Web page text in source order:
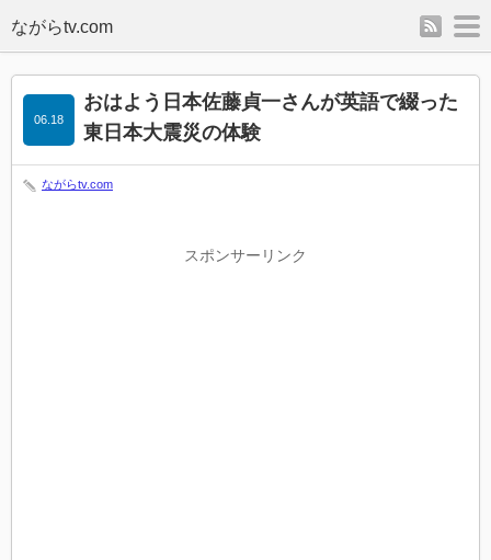
rss
おはよう日本佐藤貞一さんが英語で綴った
東日本大震災の体験
06.18
ながらtv.com
スポンサーリンク